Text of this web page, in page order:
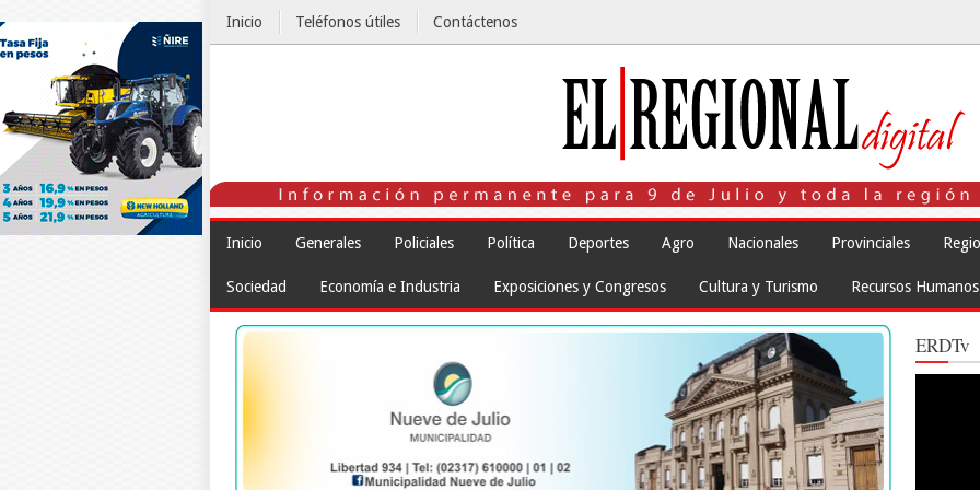
Inicio Teléfonos útiles Contáctenos
Inicio Generales Policiales Política Deportes Agro Nacionales Provinciales
Sociedad Economía e Industria Exposiciones y Congresos Cultura y Turismo Recursos Humanos
ERDTv